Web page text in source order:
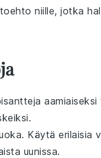
niille, jotka
Käytä erilaisia
uunissa.